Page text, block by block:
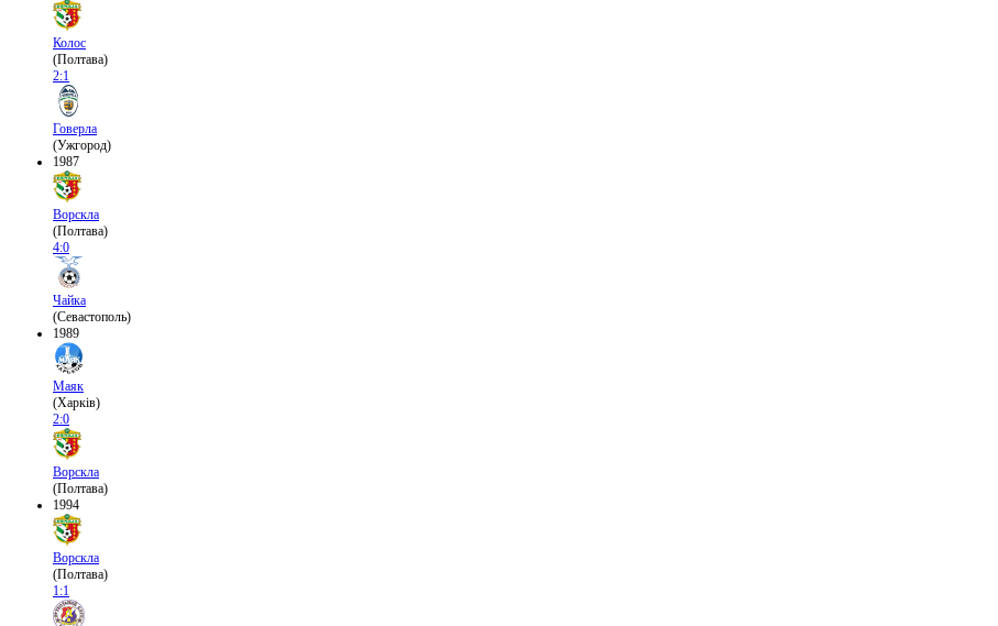
Колос
(Полтава)
2:1
Говерла
(Ужгород)
1987
Ворскла
(Полтава)
4:0
Чайка
(Севастополь)
1989
Маяк
(Харків)
2:0
Ворскла
(Полтава)
1994
Ворскла
(Полтава)
1:1